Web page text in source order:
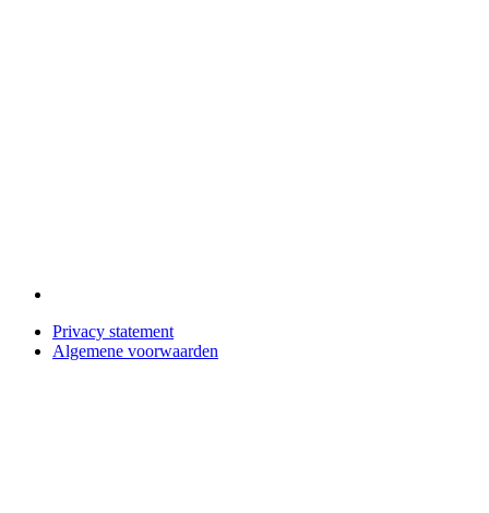
Privacy statement
Algemene voorwaarden